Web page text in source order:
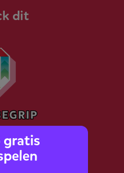
van Squla.
dit
smeren!
gratis